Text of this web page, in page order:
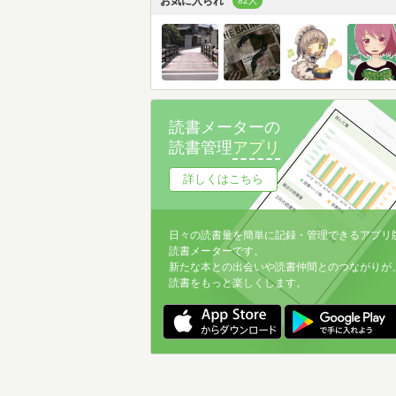
読書メーターの
読書管理アプリ
詳しくはこちら
日々の読書量を簡単に記録・管理できるアプリ
読書メーターです。
新たな本との出会いや読書仲間とのつながりが
読書をもっと楽しくします。